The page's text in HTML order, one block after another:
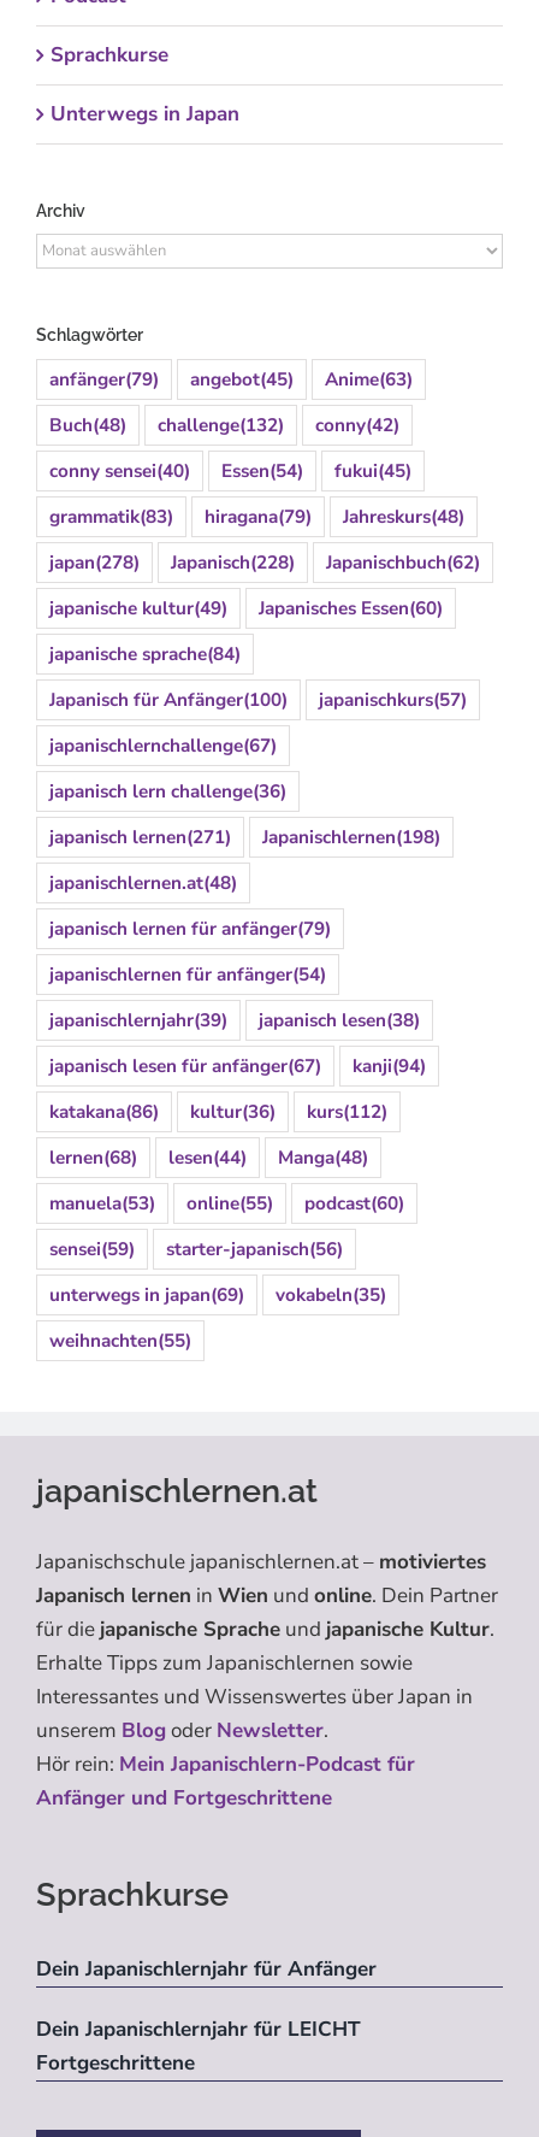
Sprachkurse
Unterwegs in Japan
Archiv
Archiv
Schlagwörter
anfänger(79) angebot(45) Anime(63)
Buch(48) challenge(132) conny(42)
conny sensei(40) Essen(54) fukui(45)
grammatik(83) hiragana(79) Jahreskurs(48)
japan(278) Japanisch(228) Japanischbuch(62)
japanische kultur(49) Japanisches Essen(60)
japanische sprache(84)
Japanisch für Anfänger(100) japanischkurs(57)
japanischlernchallenge(67)
japanisch lern challenge(36)
japanisch lernen(271) Japanischlernen(198)
japanischlernen.at(48)
japanisch lernen für anfänger(79)
japanischlernen für anfänger(54)
japanischlernjahr(39) japanisch lesen(38)
japanisch lesen für anfänger(67) kanji(94)
katakana(86) kultur(36) kurs(112)
lernen(68) lesen(44) Manga(48)
manuela(53) online(55) podcast(60)
sensei(59) starter-japanisch(56)
unterwegs in japan(69) vokabeln(35)
weihnachten(55)
japanischlernen.at
Japanischschule japanischlernen.at – motiviertes
Japanisch lernen in Wien und online. Dein Partner
für die japanische Sprache und japanische Kultur.
Erhalte Tipps zum Japanischlernen sowie
Interessantes und Wissenswertes über Japan in
unserem Blogoder Newsletter.
Hör rein: Mein Japanischlern-Podcast für
Anfänger und Fortgeschrittene
Sprachkurse
Dein Japanischlernjahr für Anfänger
Dein Japanischlernjahr für LEICHT
Fortgeschrittene